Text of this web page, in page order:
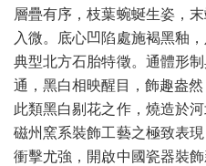
層疊有序，枝葉蜿蜒生姿，
入微。底心凹陷處施褐黑釉
典型北方石胎特徵。通體形
通，黑白相映醒目，飾趣盎
此類黑白剔花之作，燒造於
磁州窯系裝飾工藝之極致表
衝擊尤強，開啟中國瓷器裝